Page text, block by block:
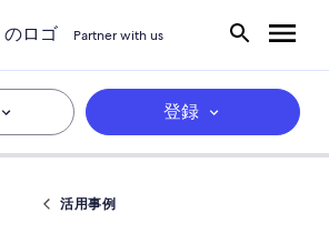
Partner with us
登録
活用事例